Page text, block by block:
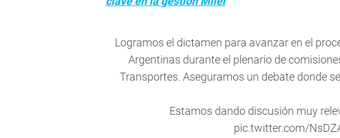
Logramos el dictamen para avanzar en el
Argentinas durante el plenario de
Transportes. Aseguramos un debate donde
Estamos dando discusión muy
pic.twitter.com/